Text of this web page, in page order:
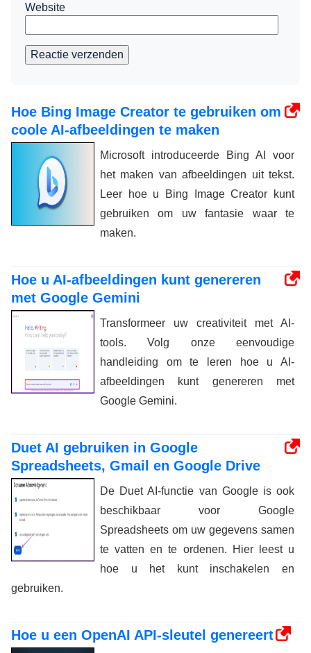
Website
Reactie verzenden
Hoe Bing Image Creator te gebruiken om
coole AI-afbeeldingen te maken
Microsoft introduceerde Bing AI voor
het maken van afbeeldingen uit tekst.
Leer hoe u Bing Image Creator kunt
gebruiken om uw fantasie waar te
maken.
Hoe u AI-afbeeldingen kunt genereren
met Google Gemini
Transformeer uw creativiteit met AI-
tools. Volg onze eenvoudige
handleiding om te leren hoe u AI-
afbeeldingen kunt genereren met
Google Gemini.
Duet AI gebruiken in Google
Spreadsheets, Gmail en Google Drive
De Duet AI-functie van Google is ook
beschikbaar voor Google
Spreadsheets om uw gegevens samen
te vatten en te ordenen. Hier leest u
hoe u het kunt inschakelen en
gebruiken.
Hoe u een OpenAI API-sleutel genereert